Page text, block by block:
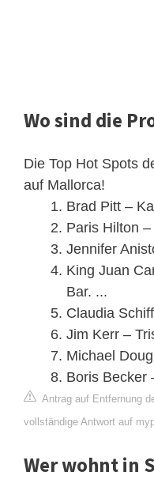
Wo sind die
Die Top Hot Spots
auf Mallorca!
Brad Pitt –
Paris Hilton
Jennifer
King Juan
Bar. ...
Claudia
Jim Kerr –
Michael
Boris Becker
Antrag auf Entfernung
vollständige Antwort auf
Wer wohnt in